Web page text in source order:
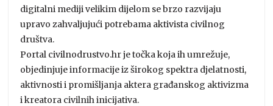
digitalni mediji velikim dijelom se brzo razvijaju
upravo zahvaljujući potrebama aktivista civilnog
društva.
Portal civilnodrustvo.hr je točka koja ih umrežuje,
objedinjuje informacije iz širokog spektra djelatnosti,
aktivnosti i promišljanja aktera građanskog aktivizma
i kreatora civilnih inicijativa.